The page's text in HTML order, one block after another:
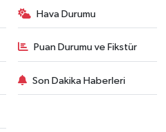
Hava Durumu
Puan Durumu ve Fikstür
Son Dakika Haberleri